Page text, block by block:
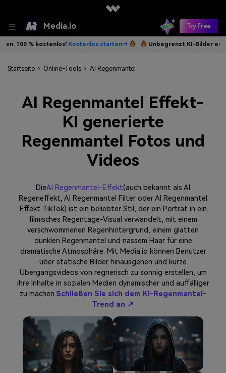
Media.io Try Free
Kostenlos starten→ Unbegrenzt KI-Bilder erstellen. 100 %
Startseite › Online-Tools › AI Regenmantel
AI Regenmantel Effekt-
KI generierte
Regenmantel Fotos und
Videos
DieAI Regenmantel-Effekt(auch bekannt als AI
Regeneffekt, AI Regenmantel Filter oder AI Regenmantel
Effekt TikTok) ist ein beliebter Stil, der ein Porträt in ein
filmisches Regentage-Visual verwandelt, mit einem
verschwommenen Regenhintergrund, einem glatten
dunklen Regenmantel und nassem Haar für eine
dramatische Atmosphäre. Mit Media.io können Benutzer
über statische Bilder hinausgehen und kurze
Übergangsvideos von regnerisch zu sonnig erstellen, um
ihre Inhalte in sozialen Medien dynamischer und auffälliger
zu machen.Schließen Sie sich dem KI-Regenmantel-
Trend an ↗